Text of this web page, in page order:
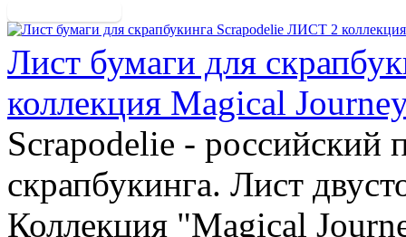
Лист бумаги для
коллекция Magical
Scrapodelie - российский
скрапбукинга. Лист
Коллекция "Magical